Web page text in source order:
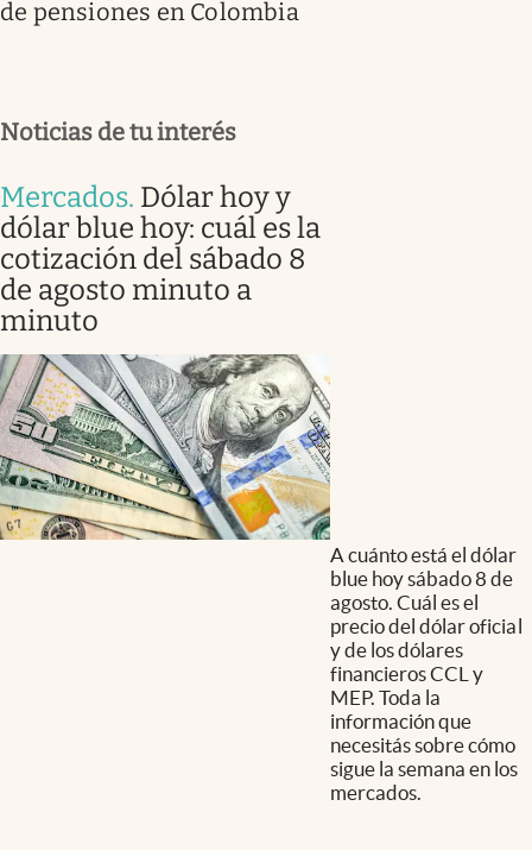
de pensiones en Colombia
Noticias de tu interés
Mercados. Dólar hoy y
dólar blue hoy: cuál es la
cotización del sábado 8
de agosto minuto a
minuto
A cuánto está el dólar
blue hoy sábado 8 de
agosto. Cuál es el
precio del dólar oficial
y de los dólares
financieros CCL y
MEP. Toda la
información que
necesitás sobre cómo
sigue la semana en los
mercados.